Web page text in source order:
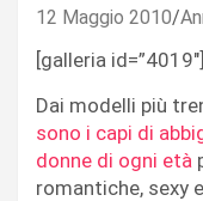
12 Maggio 2010
[galleria id=”4019″]
Dai modelli più
sono i capi di
donne di ogni età
romantiche, sexy